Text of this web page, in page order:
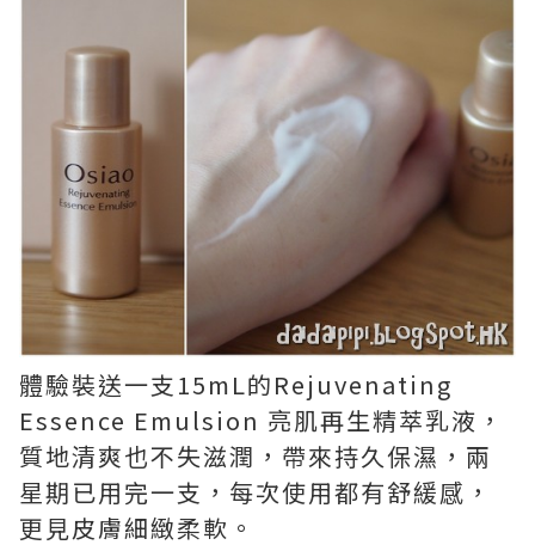
體驗裝送一支15mL的Rejuvenating
Essence Emulsion 亮肌再生精萃乳液，
質地清爽也不失滋潤，帶來持久保濕，兩
星期已用完一支，每次使用都有舒緩感，
更見皮膚細緻柔軟。